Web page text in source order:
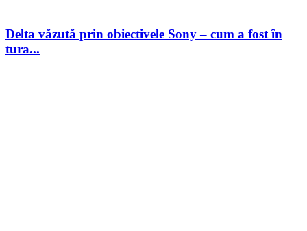
Delta văzută prin obiectivele Sony – cum a fost în
tura...